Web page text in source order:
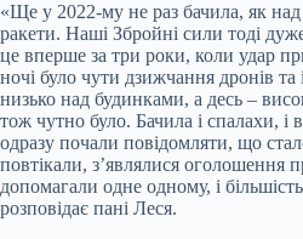
«Ще у 2022-му не раз бачила, як над
ракети. Наші Збройні сили тоді
це вперше за три роки, коли удар
ночі було чути дзижчання дронів та
низько над будинками, а десь –
тож чутно було. Бачила і спалахи,
одразу почали повідомляти, що
повтікали, з’являлися
допомагали одне одному, і
розповідає пані Леся.